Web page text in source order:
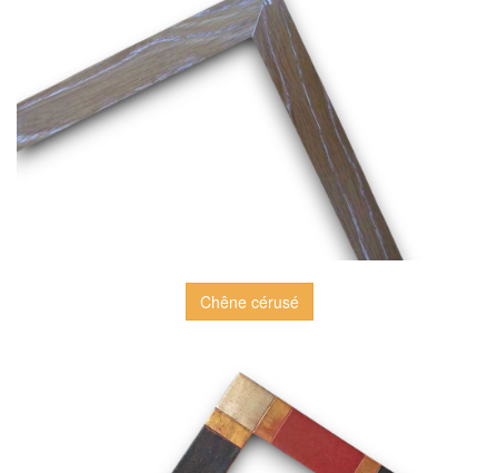
Chêne cérusé